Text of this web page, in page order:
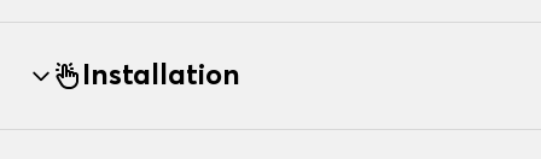
Installation